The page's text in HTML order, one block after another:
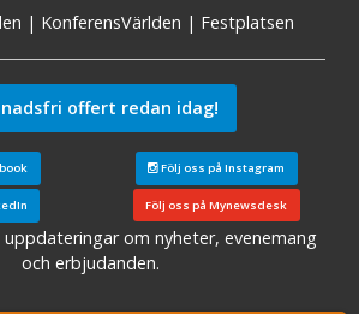
| KonferensVärlden | Festplatsen
offert redan idag!
Följ oss på Instagram
Följ oss på Mynewsdesk
uppdateringar om nyheter, evenemang
och erbjudanden.